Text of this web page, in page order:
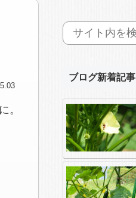
。
ブログ新着記事